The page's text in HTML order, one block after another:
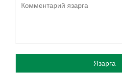
Язарга